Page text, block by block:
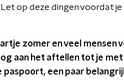
op deze dingen voordat
zomer en veel
aan het aftellen tot je
paspoort, een paar